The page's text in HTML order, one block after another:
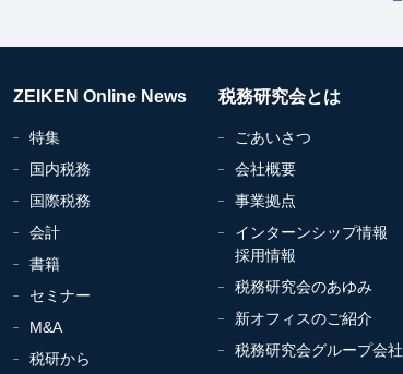
ZEIKEN Online News
特集
国内税務
国際税務
会計
書籍
セミナー
M&A
税研から
税務研究会とは
ごあいさつ
会社概要
事業拠点
インターンシップ情報
採用情報
税務研究会のあゆみ
新オフィスのご紹介
税務研究会グループ会社